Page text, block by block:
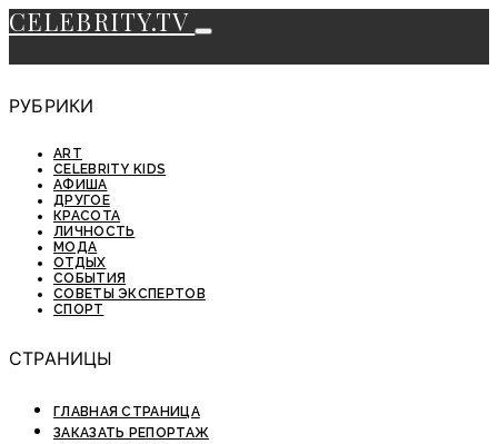
CELEBRITY.TV
РУБРИКИ
ART
CELEBRITY KIDS
АФИША
ДРУГОЕ
КРАСОТА
ЛИЧНОСТЬ
МОДА
ОТДЫХ
СОБЫТИЯ
СОВЕТЫ ЭКСПЕРТОВ
СПОРТ
СТРАНИЦЫ
ГЛАВНАЯ СТРАНИЦА
ЗАКАЗАТЬ РЕПОРТАЖ